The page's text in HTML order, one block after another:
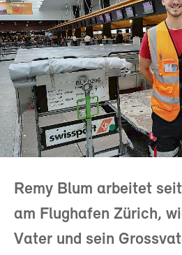
Remy Blum arbeitet
am Flughafen Zürich,
Vater und sein